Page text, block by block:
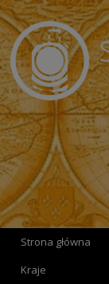
Strona główna
Kraje